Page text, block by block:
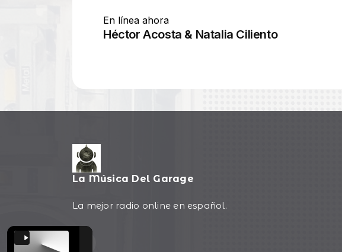
La Música Del Garage
La mejor radio online en español.